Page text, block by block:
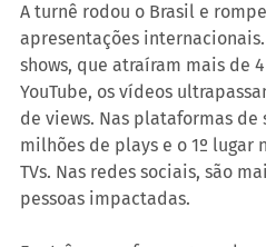
A turnê rodou o Brasil e
apresentações
shows, que atraíram mais de
YouTube, os vídeos
de views. Nas plataformas de
milhões de plays e o 1º lugar
TVs. Nas redes sociais, são
pessoas impactadas.